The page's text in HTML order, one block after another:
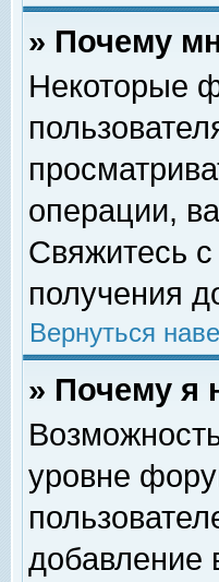
» Почему
Некоторые
операции,
Свяжитесь
получения
Вернуться
» Почему я
уровне
добавление